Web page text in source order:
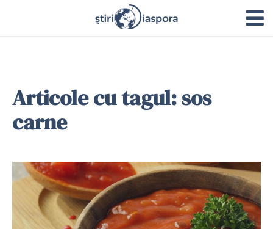
Articole cu tagul: sos
carne